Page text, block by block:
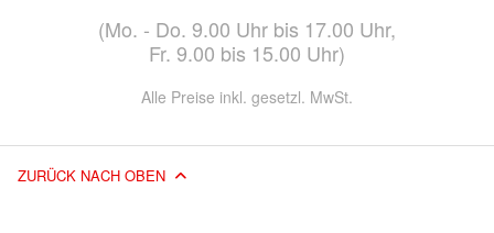
(Mo. - Do. 9.00 Uhr bis 17.00 Uhr,
Fr. 9.00 bis 15.00 Uhr)
Alle Preise inkl. gesetzl. MwSt.
ZURÜCK NACH OBEN